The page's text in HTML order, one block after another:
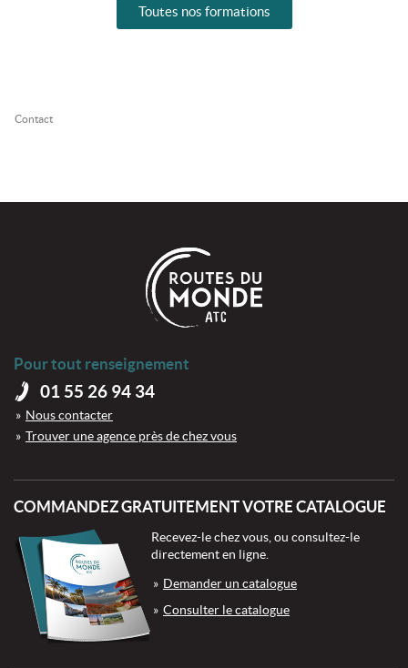
Toutes nos formations
Contact
Pour tout renseignement
01 55 26 94 34
Nous contacter
Trouver une agence près de chez vous
COMMANDEZ GRATUITEMENT VOTRE CATALOGUE
Recevez-le chez vous, ou consultez-le
directement en ligne.
Demander un catalogue
Consulter le catalogue